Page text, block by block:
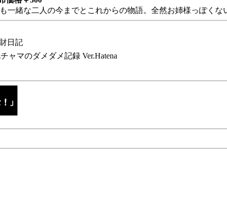
一緒な二人の今までとこれからの物語。全然お姉様っぽくな
日記
ャマのダメダメ記録 Ver.Hatena